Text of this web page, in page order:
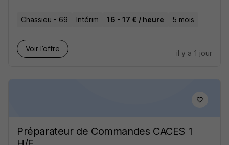
Chassieu - 69 Intérim 16 - 17 € / heure 5 mois
Voir l’offre
il y a 1 jour
Préparateur de Commandes CACES 1